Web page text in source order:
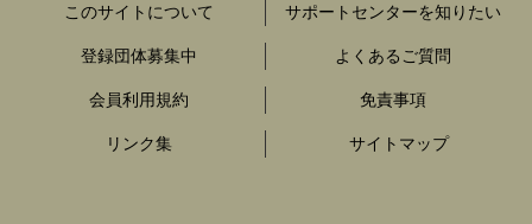
このサイトについて サポートセンターを知りたい
登録団体募集中 よくあるご質問
会員利用規約 免責事項
リンク集 サイトマップ